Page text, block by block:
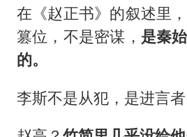
在《赵正书》的叙述里
篡位，不是密谋， 是秦
的。
李斯不是从犯，是进言者